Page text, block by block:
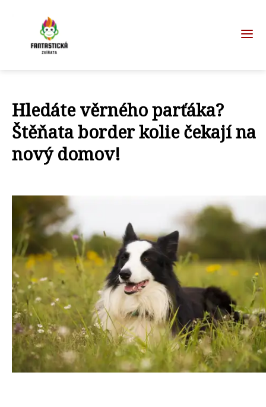
Hledáte věrného parťáka?
Štěňata border kolie čekají na
nový domov!